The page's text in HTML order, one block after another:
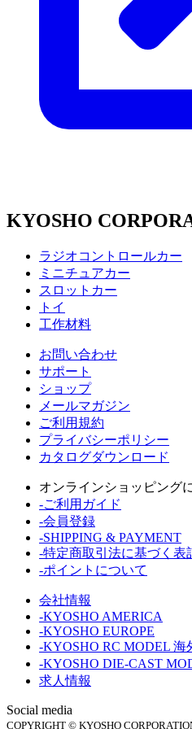
KYOSHO
ラジオコントロールカー
ミニチュアカー
スロットカー
トイ
工作材料
お問い合わせ
サポート
ショップ
メールマガジン
ご利用規約
プライバシーポリシー
カタログダウンロード
オンラインショッピング
-ご利用ガイド
-会員登録
-SHIPPING & PAYMENT
-特定商取引法に基づく表
-ポイントについて
会社情報
-KYOSHO AMERICA
-KYOSHO EUROPE
-KYOSHO RC MODEL 海
-KYOSHO DIE-CAST
求人情報
Social media
COPYRIGHT © KYOSHO